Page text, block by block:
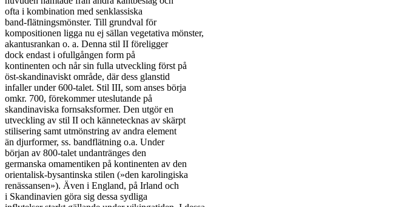
ofta i kombination med senklassiska
band-flätningsmönster. Till grundval för
kompositionen ligga nu ej sällan vegetativa mönster,
akantusrankan o. a. Denna stil II föreligger
dock endast i ofullgången form på
kontinenten och når sin fulla utveckling först på
öst-skandinaviskt område, där dess glanstid
infaller under 600-talet. Stil III, som anses börja
omkr. 700, förekommer uteslutande på
skandinaviska fornsaksformer. Den utgör en
utveckling av stil II och kännetecknas av skärpt
stilisering samt utmönstring av andra element
än djurformer, ss. bandflätning o.a. Under
början av 800-talet undantränges den
germanska omamentiken på kontinenten av den
orientalisk-bysantinska stilen (»den karolingiska
renässansen»). Även i England, på Irland och
i Skandinavien göra sig dessa sydliga